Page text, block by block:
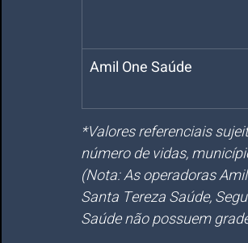
Amil One Saúde
*Valores referenciais
número de vidas,
(Nota: As operadoras
Santa Tereza Saúde,
Saúde não possuem